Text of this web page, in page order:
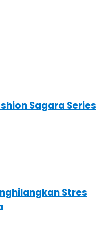
Sagara Series
Stres